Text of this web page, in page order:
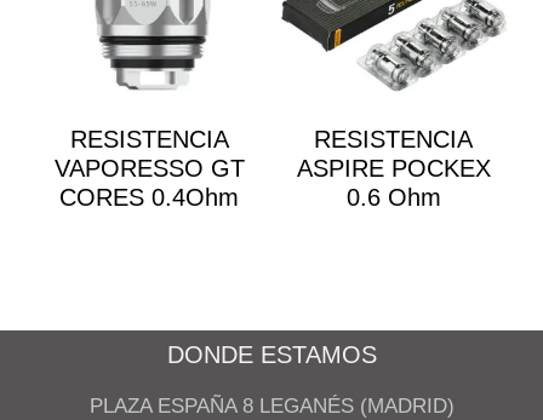
RESISTENCIA
VAPORESSO GT
CORES 0.4Ohm
RESISTENCIA
ASPIRE POCKEX
0.6 Ohm
DONDE ESTAMOS
PLAZA ESPAÑA 8 LEGANÉS (MADRID)